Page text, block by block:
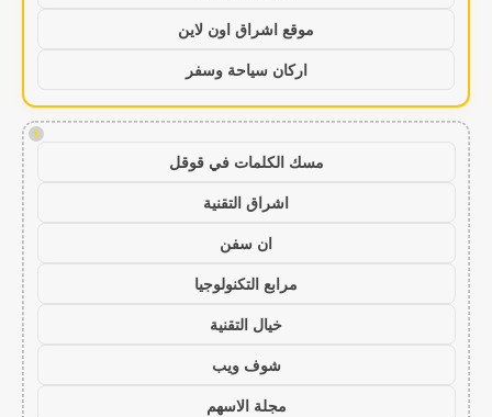
موقع اشراق اون لاين
اركان سياحة وسفر
!
مسك الكلمات في قوقل
اشراق التقنية
ان سفن
مرابع التكنولوجيا
خيال التقنية
شوف ويب
مجلة الاسهم